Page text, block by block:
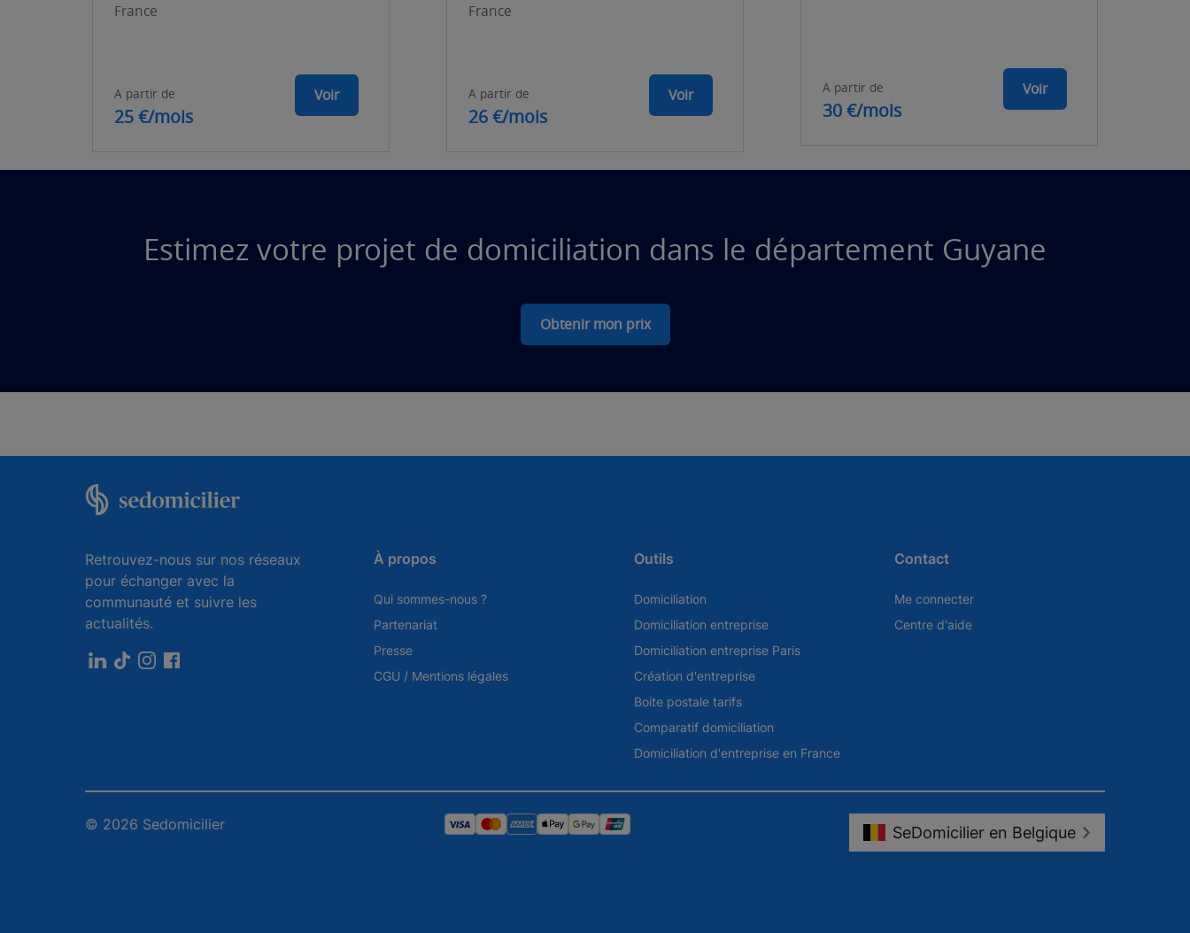
France
A partir de
25 €/mois
Voir
France
A partir de
26 €/mois
Voir A partir de
30 €/mois
Voir
Estimez votre projet de domiciliation dans le département Guyane
Obtenir mon prix
Retrouvez-nous sur nos réseaux
pour échanger avec la
communauté et suivre les
actualités.
À propos
Qui sommes-nous ?
Partenariat
Presse
CGU / Mentions légales
Outils
Domiciliation
Domiciliation entreprise
Domiciliation entreprise Paris
Création d'entreprise
Boite postale tarifs
Comparatif domiciliation
Domiciliation d'entreprise en France
Contact
Me connecter
Centre d'aide
© 2026 Sedomicilier SeDomicilier en Belgique